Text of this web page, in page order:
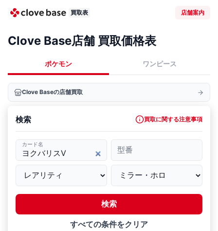
買取表 店舗案内
Clove Base店舗 買取価格表
ポケモン ワンピース
Clove Baseの店舗買取
検索 買取に関する注意事項
カード名
型番
検索
すべての条件をクリア